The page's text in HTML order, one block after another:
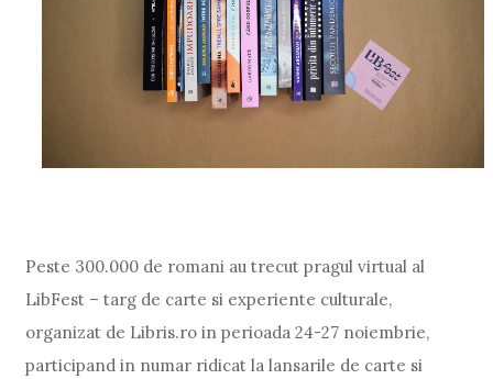
Peste 300.000 de romani au trecut pragul virtual al
LibFest – targ de carte si experiente culturale,
organizat de Libris.ro in perioada 24-27 noiembrie,
participand in numar ridicat la lansarile de carte si